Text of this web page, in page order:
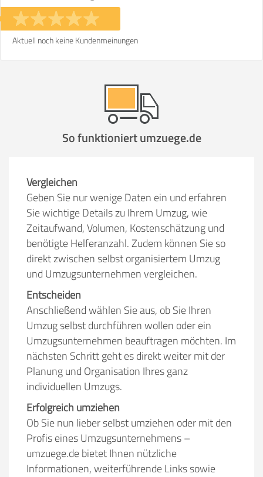
Stunden
KOSTENSCHÄTZUNG:
SO ERRECHNET SICH DIE KOSTENSCHÄTZUNG
Aktuell noch keine Kundenmeinungen
So funktioniert umzuege.de
Vergleichen
Geben Sie nur wenige Daten ein und erfahren
Sie wichtige Details zu Ihrem Umzug, wie
Zeitaufwand, Volumen, Kostenschätzung und
benötigte Helferanzahl. Zudem können Sie so
direkt zwischen selbst organisiertem Umzug
und Umzugsunternehmen vergleichen.
Entscheiden
Anschließend wählen Sie aus, ob Sie Ihren
Umzug selbst durchführen wollen oder ein
Umzugsunternehmen beauftragen möchten. Im
nächsten Schritt geht es direkt weiter mit der
Planung und Organisation Ihres ganz
individuellen Umzugs.
Erfolgreich umziehen
Ob Sie nun lieber selbst umziehen oder mit den
Profis eines Umzugsunternehmens –
umzuege.de bietet Ihnen nützliche
Informationen, weiterführende Links sowie